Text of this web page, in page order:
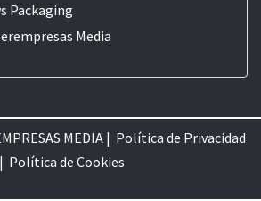
Packaging
Media
MEDIA | Política de Privacidad
| Política de Cookies